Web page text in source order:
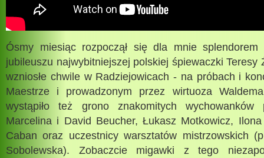
Ósmy miesiąc rozpoczął się dla mnie
jubileuszu najwybitniejszej polskiej śpiewaczki Teresy
wzniosłe chwile w Radziejowicach - na próbach i
Maestrze i prowadzonym przez wirtuoza
wystąpiło też grono znakomitych
Marcelina i David Beucher, Łukasz Motkowicz,
Caban oraz uczestnicy warsztatów mistrzowskich
Sobolewska). Zobaczcie migawki z tego